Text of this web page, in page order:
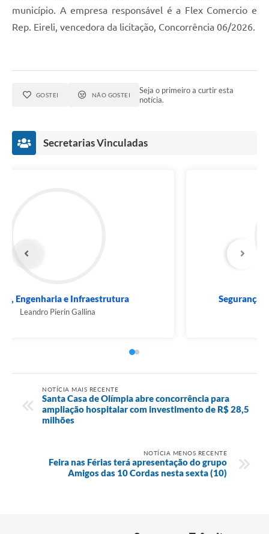
município. A empresa responsável é a Flex Comercio e
Rep. Eireli, vencedora da licitação, Concorrência 06/2026.
GOSTEI NÃO GOSTEI
Seja o primeiro a curtir esta
notícia.
Secretarias Vinculadas
Obras, Engenharia e Infraestrutura
NOTÍCIA MAIS RECENTE
Santa Casa de Olímpia abre concorrência para
ampliação hospitalar com investimento de R$ 28,5
milhões
NOTÍCIA MENOS RECENTE
Feira nas Férias terá apresentação do grupo
Amigos das 10 Cordas nesta sexta (10)